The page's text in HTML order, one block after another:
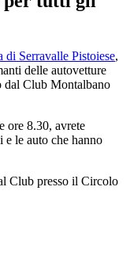
di Serravalle Pistoiese,
delle autovetture
dal Club Montalbano
ore 8.30, avrete
le auto che hanno
Club presso il Circolo